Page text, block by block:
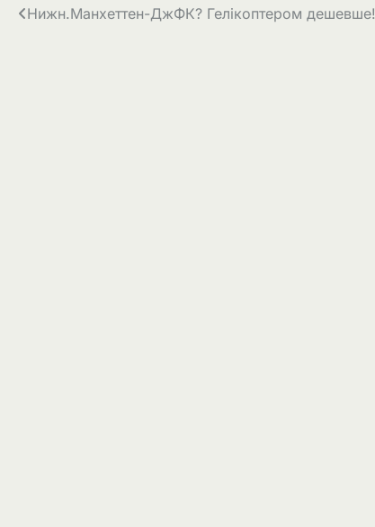
Навігація
Нижн.Манхеттен-ДжФК? Гелікоптером дешевше!